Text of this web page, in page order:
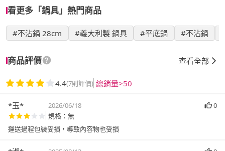
看更多「鍋具」熱門商品
#不沾鍋 28cm #義大利製 鍋具 #平底鍋 #不沾鍋
商品評價 查看全部
4.4(7則評價) 總銷量>50
*玉* 2026/06/18
0
規格：無
運送過程包裝受損，導致內容物也受損